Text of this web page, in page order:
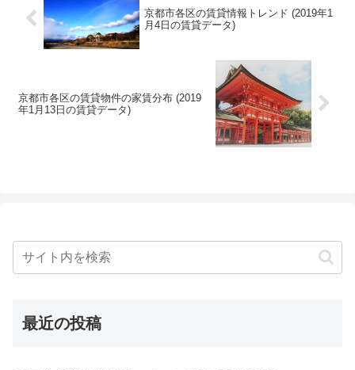
京都市各区の賃貸情報トレンド (2019年1
月4日の賃貸データ)
京都市各区の賃貸物件の家賃分布 (2019
年1月13日の賃貸データ)
最近の投稿